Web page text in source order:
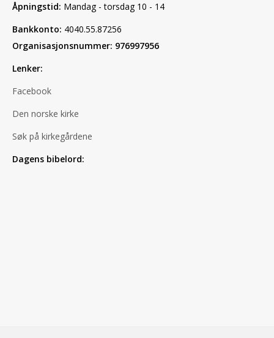
Åpningstid: Mandag - torsdag 10 - 14
Bankkonto: 4040.55.87256
Organisasjonsnummer: 976997956
Lenker:
Facebook
Den norske kirke
Søk på kirkegårdene
Dagens bibelord: